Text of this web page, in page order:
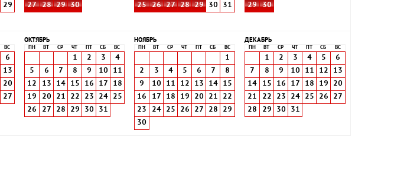
29
27
28 29 30
25
26 27 28 29 30 31
29
30
ВС
6
13
20
27
ОКТЯБРЬ
ПН ВТ СР ЧТ СБ ВС
1 2 3
4
5
6 7 8 9 10
11
12
13 14 15 16 17
18
19
20 21 22 23 24
25
26
27 28 29 30 31
НОЯБРЬ
ПН ВТ СР ЧТ СБ ВС
1
2
3 4 5 6 7
8
9
10 11 12 13 14
15
16
17 18 19 20 21
22
23
24 25 26 27 28
29
30
ДЕКАБРЬ
ПН ВТ СР ЧТ СБ ВС
1 2 3 4 5
6
7
8 9 10 11 12
13
14
15 16 17 18 19
20
21
22 23 24 25 26
27
28
29 30 31